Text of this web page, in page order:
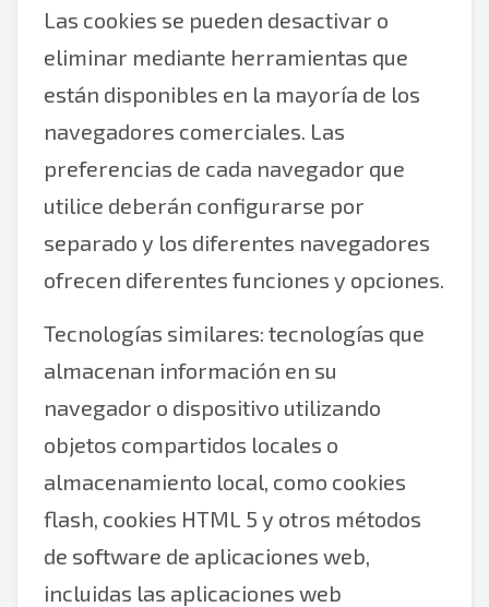
Las cookies se pueden desactivar o
eliminar mediante herramientas que
están disponibles en la mayoría de los
navegadores comerciales. Las
preferencias de cada navegador que
utilice deberán configurarse por
separado y los diferentes navegadores
ofrecen diferentes funciones y opciones.
Tecnologías similares: tecnologías que
almacenan información en su
navegador o dispositivo utilizando
objetos compartidos locales o
almacenamiento local, como cookies
flash, cookies HTML 5 y otros métodos
de software de aplicaciones web,
incluidas las aplicaciones web